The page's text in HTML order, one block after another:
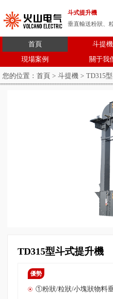
斗式提升機
垂直輸送粉狀、
首頁 斗提機
現場案例 關于我
您的位置： 首頁 > 斗提機 > TD315
TD315型斗式提升機
優勢
①粉狀/粒狀/小塊狀物料